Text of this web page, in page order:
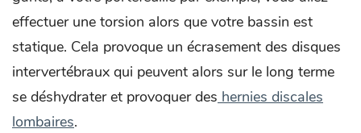
effectuer une torsion alors que votre bassin est
statique. Cela provoque un écrasement des disques
intervertébraux qui peuvent alors sur le long terme
se déshydrater et provoquer des hernies discales
lombaires.